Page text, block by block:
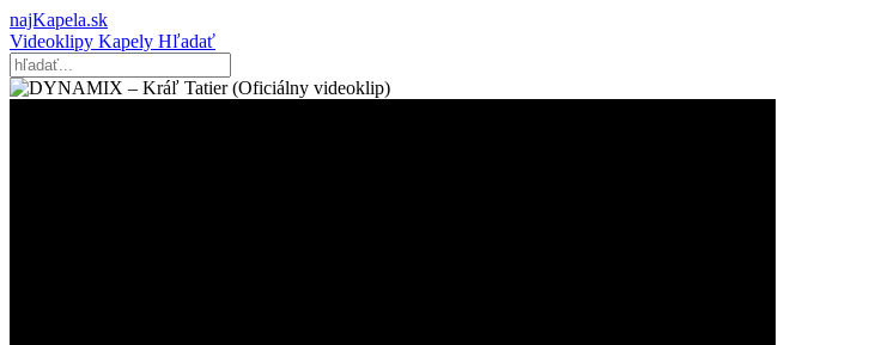
najKapela.sk
Videoklipy Kapely Hľadať